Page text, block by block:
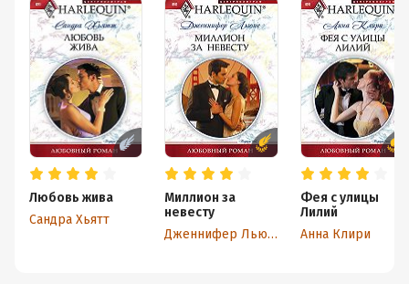
Любовь жива
Сандра Хьятт
Миллион за
невесту
Дженнифер Льюис
Фея с улицы
Лилий
Анна Клири